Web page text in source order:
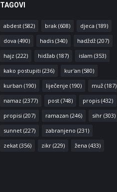
TAGOVI
abdest(582) brak(608) djeca (189)
dova (490) hadis(340) hadždž(207)
hajz (222) hidžab (187) islam (353)
kako postupiti (236) kur'an (580)
kurban (190) liječenje (190) muž(187)
namaz (2377) post(748) propis(432)
propisi (207) ramazan (246) sihr(303)
sunnet(227) zabranjeno (231)
zekat(356) zikr(229) žena (433)